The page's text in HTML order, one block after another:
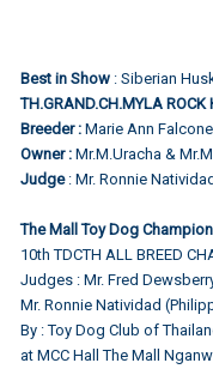
Best in Show : Siberian
TH.GRAND.CH.MYLA ROCK
Breeder : Marie Ann
Owner : Mr.M.Uracha &
Judge : Mr. Ronnie
The Mall Toy Dog
10th TDCTH ALL BREED
Judges : Mr. Fred
Mr. Ronnie Natividad
By : Toy Dog Club of
at MCC Hall The Mall